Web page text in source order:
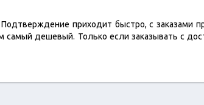
приходит быстро, с заказами
дешевый. Только если заказывать с